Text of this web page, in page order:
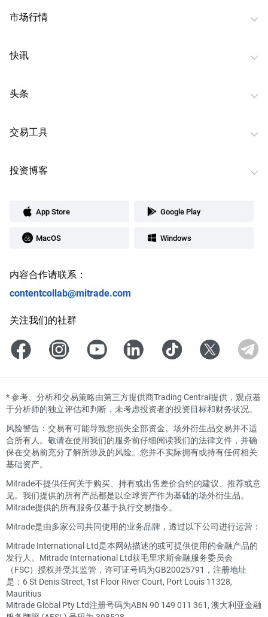
市场行情
快讯
头条
交易工具
投资博客
App Store Google Play
MacOS Windows
内容合作请联系：
contentcollab@mitrade.com
关注我们的社群
*参考、分析和交易策略由第三方提供商Trading Central提供，观点基
于分析师的独立评估和判断，未考虑投资者的投资目标和财务状况。
风险警告：交易有可能导致您损失全部资金。场外衍生品交易并不适
合所有人。敬请在使用我们的服务前仔细阅读我们的法律文件，并确
保在交易前充分了解所涉及的风险。您并不实际拥有或持有任何相关
基础资产。
Mitrade不提供任何关于购买、持有或出售差价合约的建议、推荐或意
见。我们提供的所有产品都是以全球资产作为基础的场外衍生品。
Mitrade提供的所有服务仅基于执行交易指令。
Mitrade是由多家公司共同使用的业务品牌，透过以下公司进行运营：
Mitrade International Ltd是本网站描述的或可提供使用的金融产品的
发行人。Mitrade International Ltd获毛里求斯金融服务委员会
（FSC）授权并受其监管，许可证号码为GB20025791，注册地址
是：6 St Denis Street, 1st Floor River Court, Port Louis 11328,
Mauritius
Mitrade Global Pty Ltd注册号码为ABN 90 149 011 361, 澳大利亚金融